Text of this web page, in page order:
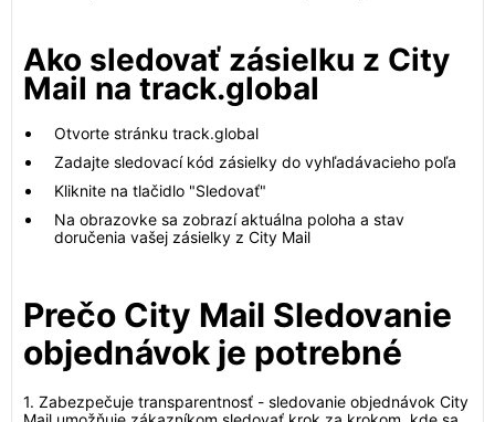
Ako sledovať zásielku z City
Mail na track.global
Otvorte stránku track.global
Zadajte sledovací kód zásielky do vyhľadávacieho poľa
Kliknite na tlačidlo "Sledovať"
Na obrazovke sa zobrazí aktuálna poloha a stav
doručenia vašej zásielky z City Mail
Prečo City Mail Sledovanie
objednávok je potrebné
1. Zabezpečuje transparentnosť - sledovanie objednávok City